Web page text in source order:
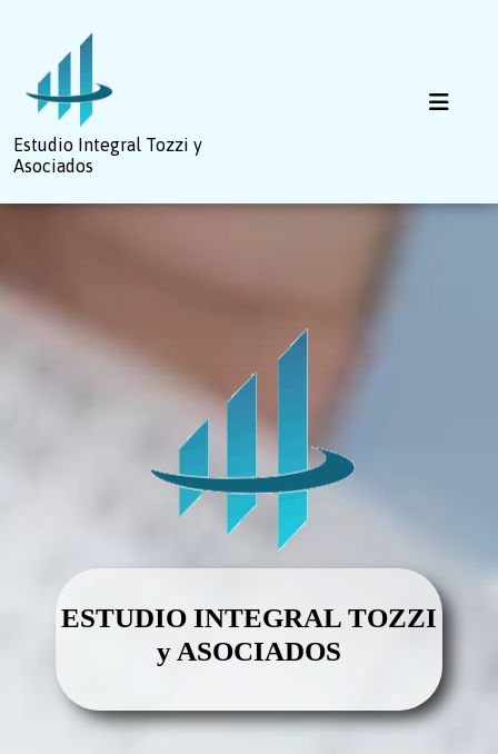
Estudio Integral Tozzi y
Asociados
ESTUDIO INTEGRAL TOZZI
y ASOCIADOS